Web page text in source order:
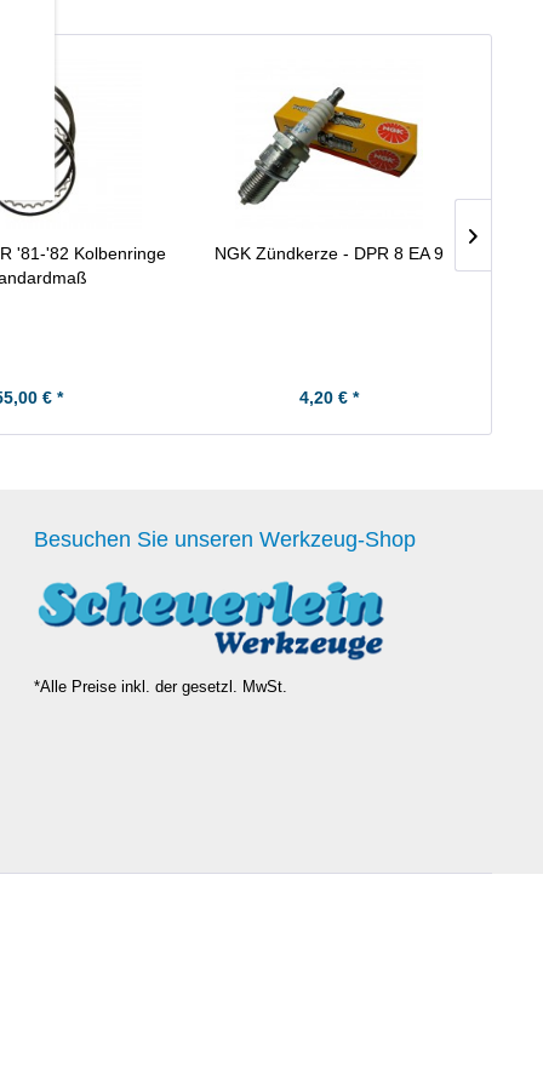
'81-'82 Kolbenringe
€ *
NGK Zündkerze - DPR 8 EA 9
4,20 € *
Besuchen Sie unseren Werkzeug-Shop
*Alle Preise inkl. der gesetzl. MwSt.